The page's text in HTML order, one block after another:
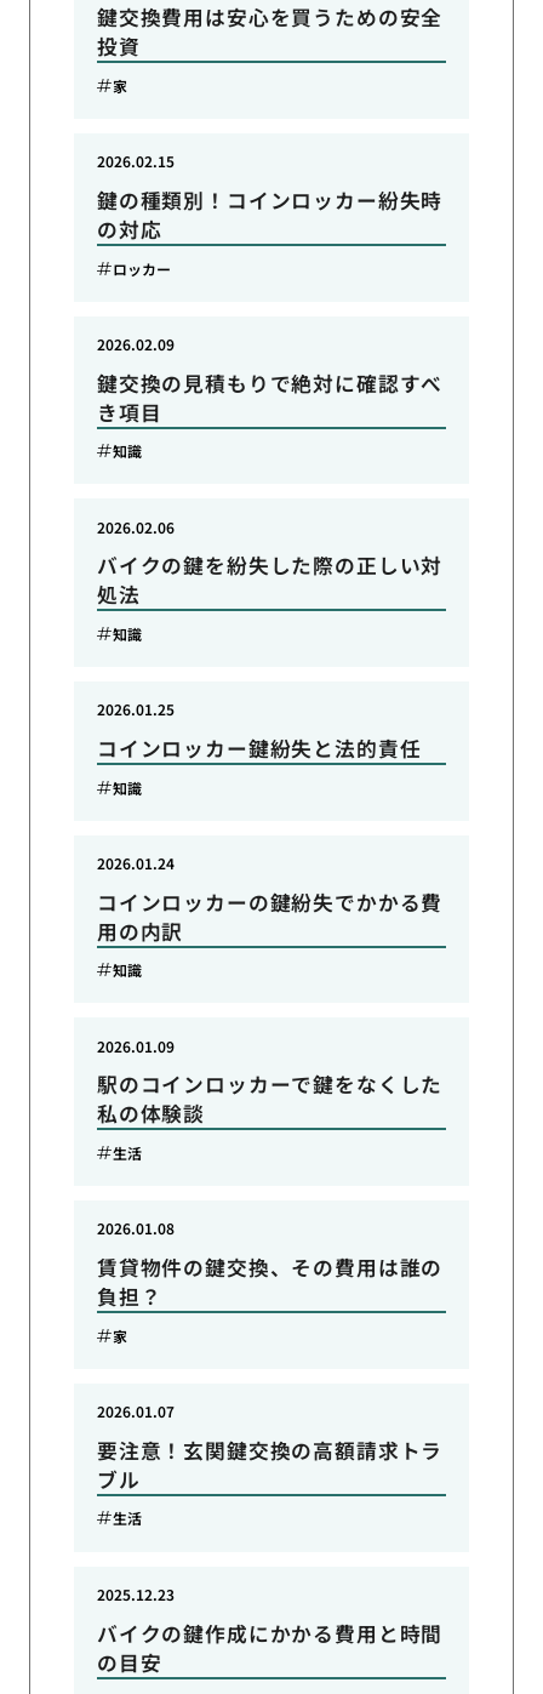
鍵交換費用は安心を買うための安全
投資
家
鍵の種類別！コインロッカー紛失時
の対応
2026.02.15
ロッカー
鍵交換の見積もりで絶対に確認すべ
き項目
2026.02.09
知識
バイクの鍵を紛失した際の正しい対
処法
2026.02.06
知識
コインロッカー鍵紛失と法的責任
2026.01.25
知識
コインロッカーの鍵紛失でかかる費
用の内訳
2026.01.24
知識
駅のコインロッカーで鍵をなくした
私の体験談
2026.01.09
生活
賃貸物件の鍵交換、その費用は誰の
負担？
2026.01.08
家
要注意！玄関鍵交換の高額請求トラ
ブル
2026.01.07
生活
バイクの鍵作成にかかる費用と時間
の目安
2025.12.23